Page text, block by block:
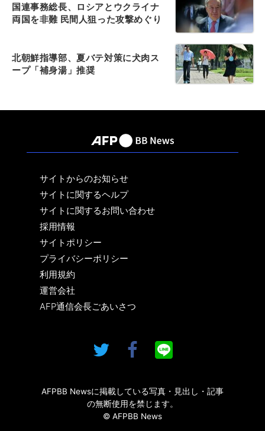
国連事務総長、ロシアとウクライナ
両国を非難 民間人狙った攻撃めぐり
北朝鮮指導部、夏バテ対策に犬肉ス
ープ「補身湯」推奨
サイトからのお知らせ
サイトに関するヘルプ
サイトに関するお問い合わせ
採用情報
サイトポリシー
プライバシーポリシー
利用規約
運営会社
AFP通信会長ごあいさつ
AFPBB Newsに掲載している写真・見出し・記事
の無断使用を禁じます。
© AFPBB News